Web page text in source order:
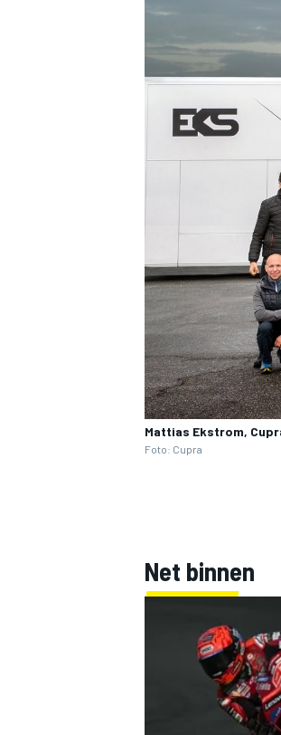
MEER RACEKLASSEN
Mattias Ekstrom,
Foto: Cupra
Net binnen